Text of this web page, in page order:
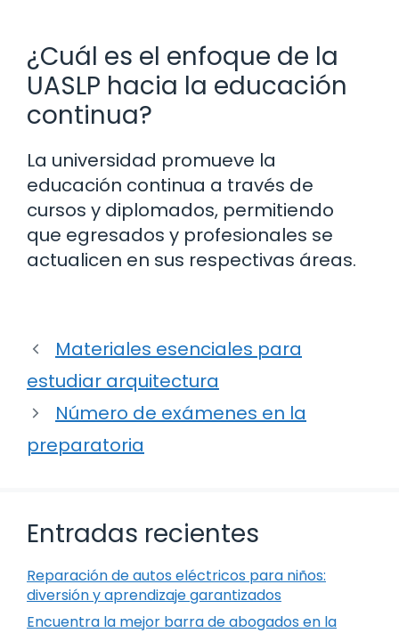
¿Cuál es el enfoque de la
UASLP hacia la educación
continua?
La universidad promueve la
educación continua a través de
cursos y diplomados, permitiendo
que egresados y profesionales se
actualicen en sus respectivas áreas.
Materiales esenciales para
estudiar arquitectura
Número de exámenes en la
preparatoria
Entradas recientes
Reparación de autos eléctricos para niños:
diversión y aprendizaje garantizados
Encuentra la mejor barra de abogados en la